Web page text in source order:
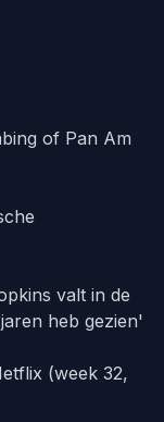
of Pan Am
valt in de
heb gezien'
(week 32,